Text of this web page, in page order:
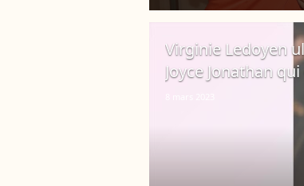
Virginie Ledoyen
Joyce Jonathan